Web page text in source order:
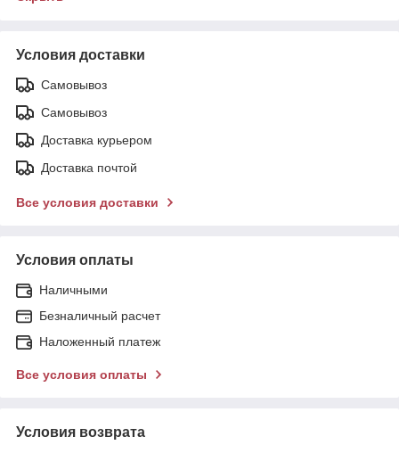
Условия доставки
Самовывоз
Самовывоз
Доставка курьером
Доставка почтой
Все условия доставки
Условия оплаты
Наличными
Безналичный расчет
Наложенный платеж
Все условия оплаты
Условия возврата